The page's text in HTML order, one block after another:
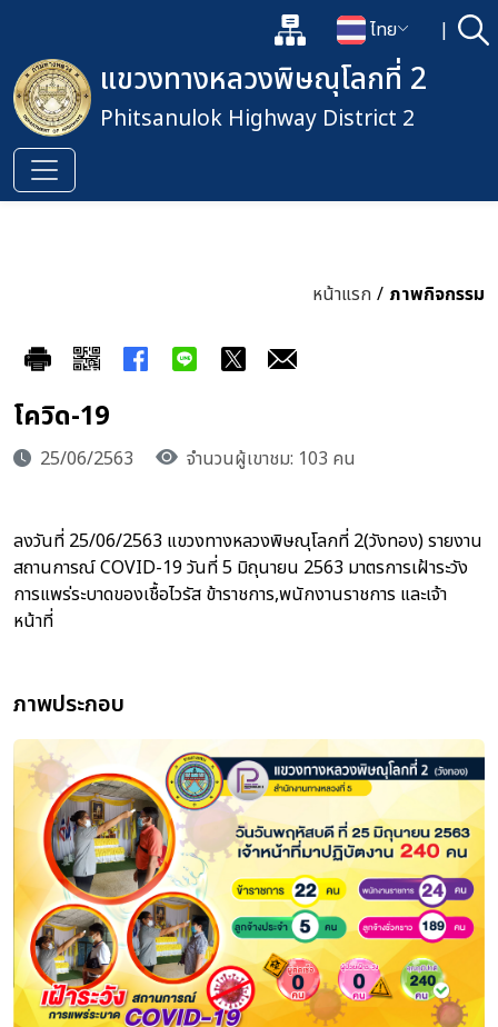
แผนผังเว็บไซต์
เปลี่ยนภาษา
ไทย | ค้
เปิดกล่องค้นหาข้อมูลหลักของเ
แขวงทางหลวงพิษณุโลกที่ 2
Phitsanulok Highway District 2
หน้าแรก / ภาพกิจกรรม
โควิด-19
25/06/2563 จำนวนผู้เขาชม: 103 คน
ลงวันที่ 25/06/2563 แขวงทางหลวงพิษณุโลกที่ 2(วังทอง) รายงาน
สถานการณ์ COVID-19 วันที่ 5 มิถุนายน 2563 มาตรการเฝ้าระวัง
การแพร่ระบาดของเชื้อไวรัส ข้าราชการ,พนักงานราชการ และเจ้า
หน้าที่
ภาพประกอบ